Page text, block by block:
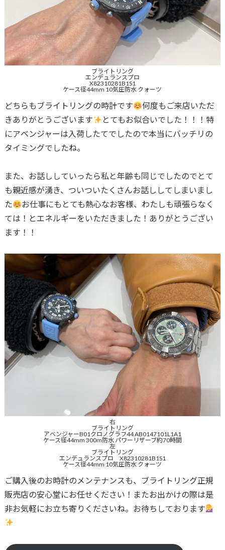
ブライトリング
エンデュランスプロ
X82310281B1S1
ケース径44mm 10気圧防水 クォーツ
どちらもブライトリングの時計です
何度もご来店いただ
きありがとうございます
とてもお似合いでした！！！特
にアベンジャーは入荷したてでしたので本当にバッチリの
タイミングでしたね。
また、お話ししていったら私と年齢も同じでしたのでとて
も親近感が湧き、ついついたくさんお話ししてしまいまし
た
お仕事にもとても熱心なお客様、わたしも頑張らなく
ては！とエネルギーをいただきました！ありがとうござい
ます！！
右
ブライトリング
アベンジャーB01クロノグラフ44 AB0147101L1A1
ケース径44mm 300m防水 パワーリザーブ約70時間
左
ブライトリング
エンデュランスプロ X82310281B1S1
ケース径44mm 10気圧防水 クォーツ
ご購入後のお時計のメンテナンスも、ブライトリング正規
販売店の安心堂にお任せください！またお出かけの際は是
非お気軽にお立ち寄りくださいね。お待ちしております